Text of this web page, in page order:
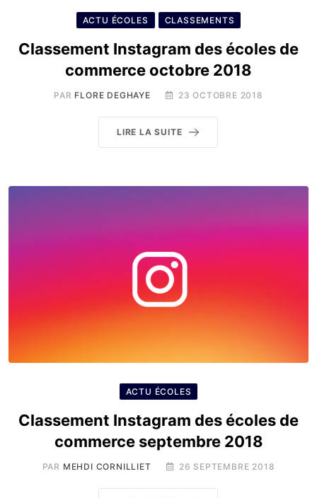
ACTU ÉCOLES CLASSEMENTS
Classement Instagram des écoles de
commerce octobre 2018
PAR FLORE DEGHAYE 23 OCTOBRE 2018
LIRE LA SUITE
ACTU ÉCOLES
Classement Instagram des écoles de
commerce septembre 2018
PAR MEHDI CORNILLIET 26 SEPTEMBRE 2018